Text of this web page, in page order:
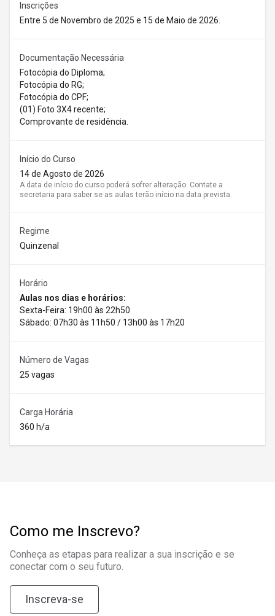
Inscrições
Entre 5 de Novembro de 2025 e 15 de Maio de 2026.
Documentação Necessária
Fotocópia do Diploma;
Fotocópia do RG;
Fotocópia do CPF;
(01) Foto 3X4 recente;
Comprovante de residência.
Início do Curso
14 de Agosto de 2026
A data de início do curso poderá sofrer alteração. Contate a
secretaria para saber se as aulas terão início na data prevista.
Regime
Quinzenal
Horário
Aulas nos dias e horários:
Sexta-Feira: 19h00 às 22h50
Sábado: 07h30 às 11h50 / 13h00 às 17h20
Número de Vagas
25 vagas
Carga Horária
360 h/a
Como me Inscrevo?
Conheça as etapas para realizar a sua inscrição e se
conectar com o seu futuro.
Inscreva-se